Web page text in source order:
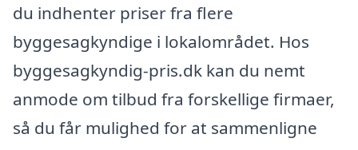
du indhenter priser fra flere
byggesagkyndige i lokalområdet. Hos
byggesagkyndig-pris.dk kan du nemt
anmode om tilbud fra forskellige firmaer,
så du får mulighed for at sammenligne